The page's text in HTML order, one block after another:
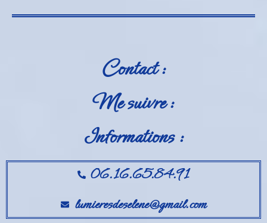
Contact :
Me suivre :
Informations :
06.16.65.84.91
lumieresdeselene@gmail.com